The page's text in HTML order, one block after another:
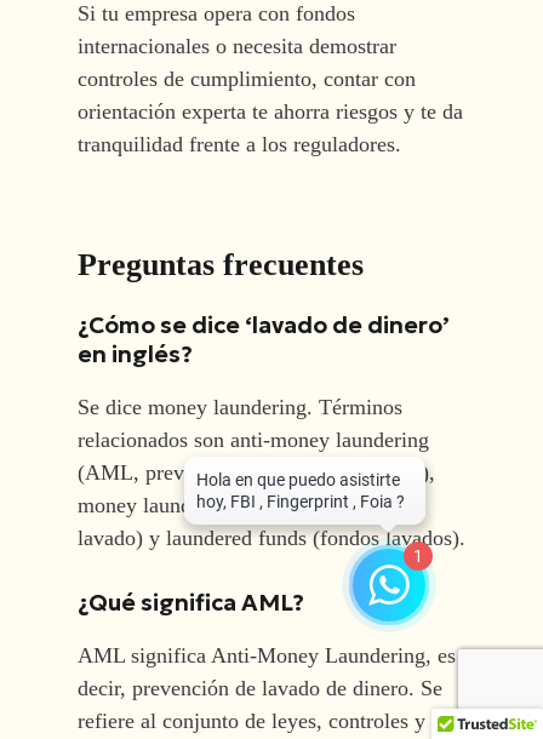
Si tu empresa opera con fondos
internacionales o necesita demostrar
controles de cumplimiento, contar con
orientación experta te ahorra riesgos y te da
tranquilidad frente a los reguladores.
Preguntas frecuentes
¿Cómo se dice ‘lavado de dinero’
en inglés?
Se dice money laundering. Términos
relacionados son anti-money laundering
(AML, prevención de lavado de dinero),
money laundering scheme (esquema de
lavado) y laundered funds (fondos lavados).
¿Qué significa AML?
AML significa Anti-Money Laundering, es
decir, prevención de lavado de dinero. Se
refiere al conjunto de leyes, controles y
1